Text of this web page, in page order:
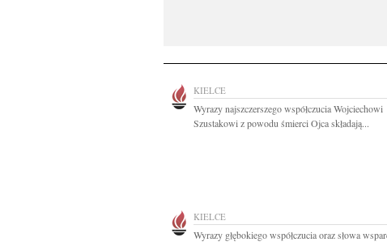
KIELCE
Wyrazy najszczerszego współczucia Wojciechowi
Szustakowi z powodu śmierci Ojca składają...
KIELCE
Wyrazy głębokiego współczucia oraz słowa